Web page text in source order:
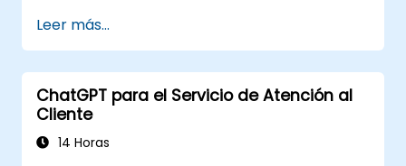
escritor.
Mejorar la calidad y la relevancia del
contenido con la asistencia de ChatGPT.
Aplicar las mejores prácticas para utilizar
ChatGPT en los flujos de trabajo de
creación de contenido.
Leer más...
ChatGPT para el Servicio de Atención al
Cliente
14 Horas